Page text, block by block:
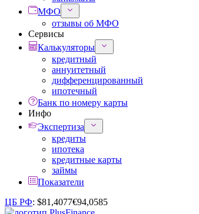
МФО
отзывы об МФО
Сервисы
Калькуляторы
кредитный
аннуитетный
дифференцированный
ипотечный
Банк по номеру карты
Инфо
Экспертиза
кредиты
ипотека
кредитные карты
займы
Показатели
ЦБ РФ: $81,4077€94,0585